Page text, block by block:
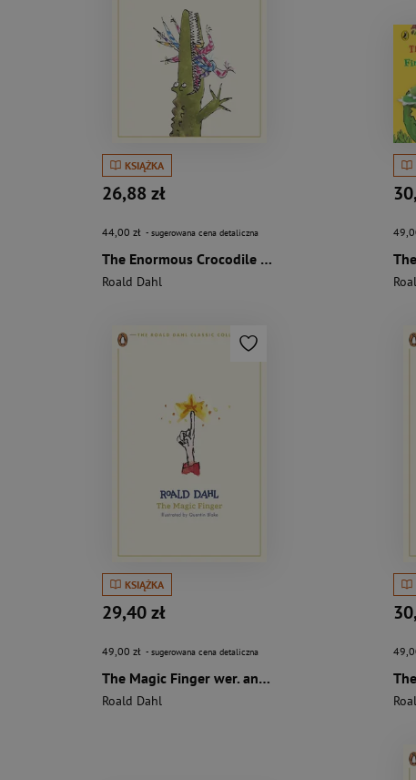
KSIĄŻKA
26,88 zł
44,00 zł - sugerowana cena detaliczna
The Enormous Crocodile wer. angielska
Roald Dahl
KSIĄŻKA
29,40 zł
49,00 zł - sugerowana cena detaliczna
The Magic Finger wer. angielska
Roald Dahl